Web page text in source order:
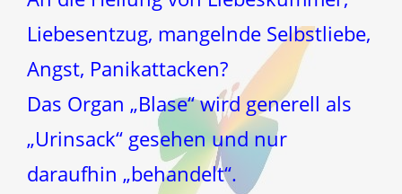
Liebesentzug, mangelnde Selbstliebe,
Angst, Panikattacken?
Das Organ „Blase“ wird generell als
„Urinsack“ gesehen und nur
daraufhin „behandelt“.